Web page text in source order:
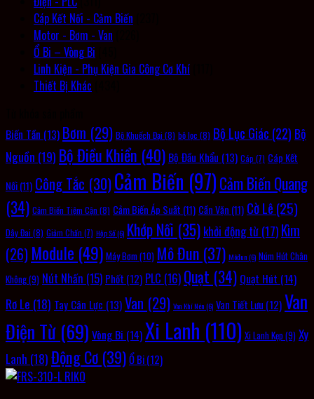
Cáp Kết Nối - Cảm Biến
Motor - Bơm - Van
Ổ Bi – Vòng Bi
Linh Kiện - Phụ Kiện Gia Công Cơ Khí
Thiết Bị Khác
Biến Tần (13) Bơm (29) Bộ Khuếch Đại (8) bộ lọc (8) Bộ Lục Giác (22) Bộ
Nguồn (19) Bộ Điều Khiển (40) Bộ Đầu Khẩu (13) Cáp (7) Cáp Kết
Nối(11) Công Tắc (30)Cảm Biến (97)Cảm Biến Quang
(34) Cảm Biến Tiệm Cận (8) Cảm Biến Áp Suất (11) Cần Vặn (11) Cờ Lê (25)
Dây Đai (8) Giảm Chấn (7) Hộp Số(6) Khớp Nối (35) khởi động từ (17) Kìm
(26) Module (49) Máy Bơm(10) Mô Đun (37) Môđun(6) Núm Hút Chân
Không(9) Nút Nhấn (15) Phốt (12) PLC (16) Quạt (34) Quạt Hút (14)
Rơ Le (18) Tay Cân Lực (13)Van (29) Van Khí Nén(6) Van Tiết Lưu (12)Van
Điện Từ (69) Vòng Bi (14)Xi Lanh (110) Xi Lanh Kẹp (9) Xy
Lanh (18)Động Cơ (39)Ổ Bi(12)